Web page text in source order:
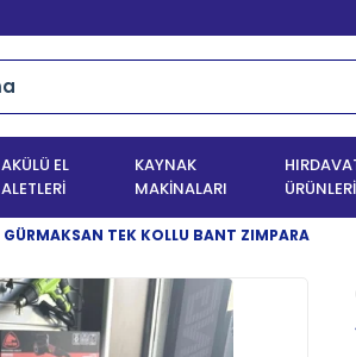
AKÜLÜ EL
ALETLERİ
KAYNAK
MAKİNALARI
ÜRÜNLERİ
GÜRMAKSAN TEK KOLLU BANT ZIMPARA